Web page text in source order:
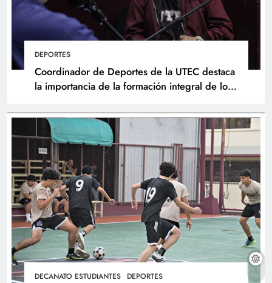
DEPORTES
Coordinador de Deportes de la UTEC destaca
la importancia de la formación integral de los
DECANATO ESTUDIANTES DEPORTES